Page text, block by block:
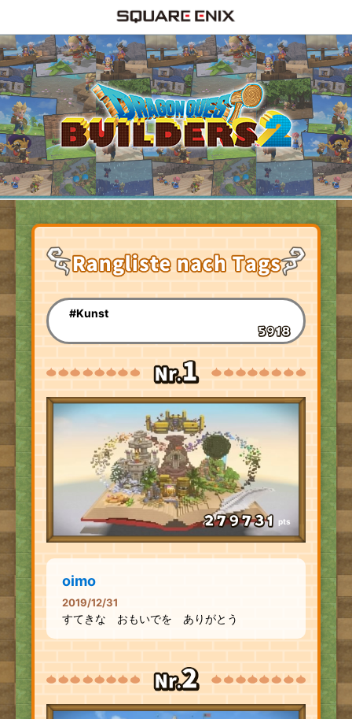
#Kunst
pts
oimo
2019/12/31
すてきな おもいでを ありがとう